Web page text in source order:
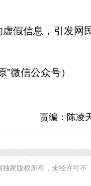
假信息，引发网
微信公众号）
责编：陈凌
家版权所有，未经许可不